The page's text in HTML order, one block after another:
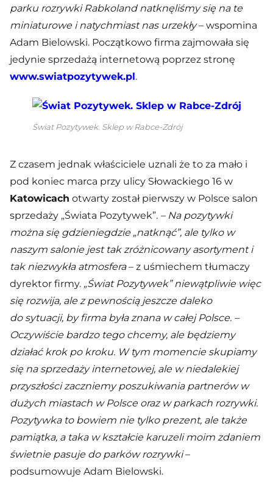
parku rozrywki Rabkoland natknęliśmy się na te
miniaturowe i natychmiast nas urzekły– wspomina
Adam Bielowski. Początkowo firma zajmowała się
jedynie sprzedażą internetową poprzez stronę
www.swiatpozytywek.pl.
Świat Pozytywek. Sklep w Rabce-Zdrój
Z czasem jednak właściciele uznali że to za mało i
pod koniec marca przy ulicy Słowackiego 16 w
Katowicach otwarty został pierwszy w Polsce salon
sprzedaży „Świata Pozytywek”. – Na pozytywki
można się gdzieniegdzie „natknąć”, ale tylko w
naszym salonie jest tak zróżnicowany asortyment i
tak niezwykła atmosfera– z uśmiechem tłumaczy
dyrektor firmy. „Świat Pozytywek” niewątpliwie więc
się rozwija, ale z pewnością jeszcze daleko
do sytuacji, by firma była znana w całej Polsce. –
Oczywiście bardzo tego chcemy, ale będziemy
działać krok po kroku. W tym momencie skupiamy
się na sprzedaży internetowej, ale w niedalekiej
przyszłości zaczniemy poszukiwania partnerów w
dużych miastach w Polsce oraz w parkach rozrywki.
Pozytywka to bowiem nie tylko prezent, ale także
pamiątka, a taka w kształcie karuzeli moim zdaniem
świetnie pasuje do parków rozrywki–
podsumowuje Adam Bielowski.